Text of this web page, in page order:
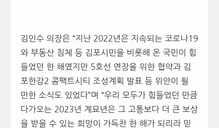
김인수 의장은 “지난 2022년은 지속되는 코로나19
와 부동산 침체 등 김포시민을 비롯해 온 국민이 힘
들었던 한 해였지만 5호선 연장을 위한 협약과 김
포한강2 콤팩트시티 조성계획 발표 등 위안이 될
만한 소식도 있었다”며 “우리 모두가 힘들었던 만큼
다가오는 2023년 계묘년은 그 고통보다 더 큰 보상
을 받을 수 있는 희망이 가득찬 한 해가 되리라 믿